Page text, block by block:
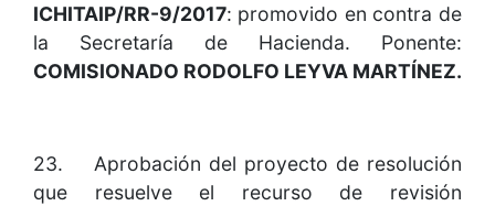
ICHITAIP/RR-9/2017: promovido en contra de
la Secretaría de Hacienda. Ponente:
COMISIONADO RODOLFO LEYVA MARTÍNEZ.
23. Aprobación del proyecto de resolución
que resuelve el recurso de revisión